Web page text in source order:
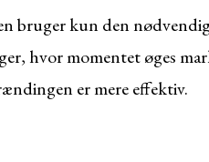
bruger kun den
hvor momentet øges
er mere effektiv.